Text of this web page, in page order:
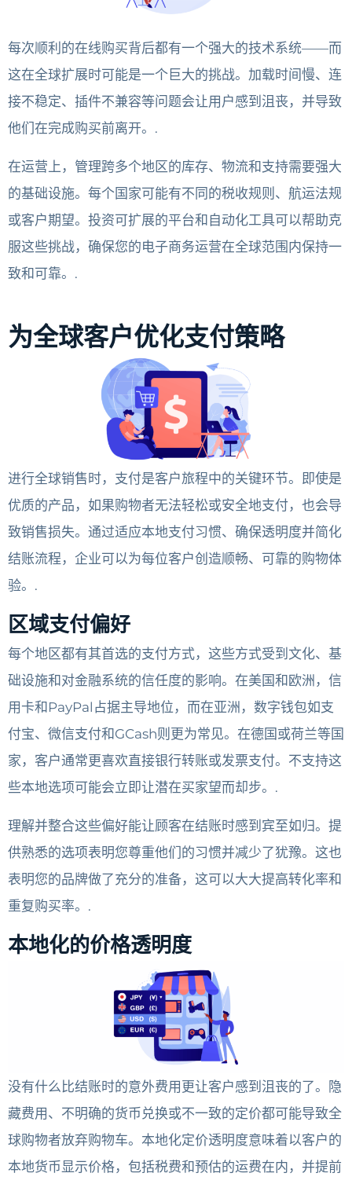
每次顺利的在线购买背后都有一个强大的技术系统——而
这在全球扩展时可能是一个巨大的挑战。加载时间慢、连
接不稳定、插件不兼容等问题会让用户感到沮丧，并导致
他们在完成购买前离开。.
在运营上，管理跨多个地区的库存、物流和支持需要强大
的基础设施。每个国家可能有不同的税收规则、航运法规
或客户期望。投资可扩展的平台和自动化工具可以帮助克
服这些挑战，确保您的电子商务运营在全球范围内保持一
致和可靠。.
为全球客户优化支付策略
进行全球销售时，支付是客户旅程中的关键环节。即使是
优质的产品，如果购物者无法轻松或安全地支付，也会导
致销售损失。通过适应本地支付习惯、确保透明度并简化
结账流程，企业可以为每位客户创造顺畅、可靠的购物体
验。.
区域支付偏好
每个地区都有其首选的支付方式，这些方式受到文化、基
础设施和对金融系统的信任度的影响。在美国和欧洲，信
用卡和PayPal占据主导地位，而在亚洲，数字钱包如支
付宝、微信支付和GCash则更为常见。在德国或荷兰等国
家，客户通常更喜欢直接银行转账或发票支付。不支持这
些本地选项可能会立即让潜在买家望而却步。.
理解并整合这些偏好能让顾客在结账时感到宾至如归。提
供熟悉的选项表明您尊重他们的习惯并减少了犹豫。这也
表明您的品牌做了充分的准备，这可以大大提高转化率和
重复购买率。.
本地化的价格透明度
没有什么比结账时的意外费用更让客户感到沮丧的了。隐
藏费用、不明确的货币兑换或不一致的定价都可能导致全
球购物者放弃购物车。本地化定价透明度意味着以客户的
本地货币显示价格，包括税费和预估的运费在内，并提前